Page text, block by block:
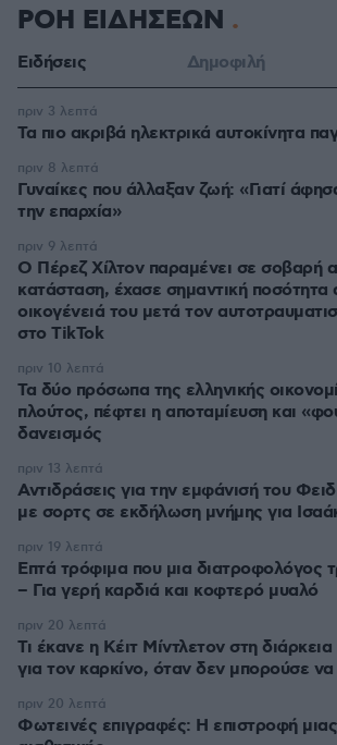
ΡΟΗ ΕΙΔΗΣΕΩΝ
Ειδήσεις Δημοφιλή
Τα πιο ακριβά ηλεκτρικά αυτοκίνητα
πριν 3 λεπτά
Γυναίκες που άλλαξαν ζωή: «Γιατί
την επαρχία»
πριν 8 λεπτά
Ο Πέρεζ Χίλτον παραμένει σε σοβαρή
κατάσταση, έχασε σημαντική ποσότητα
οικογένειά του μετά τον
στο TikTok
πριν 9 λεπτά
Τα δύο πρόσωπα της ελληνικής
πλούτος, πέφτει η αποταμίευση και
δανεισμός
πριν 10 λεπτά
Αντιδράσεις για την εμφάνισή του
με σορτς σε εκδήλωση μνήμης για
πριν 13 λεπτά
Επτά τρόφιμα που μια διατροφολόγος
– Για γερή καρδιά και κοφτερό μυαλό
πριν 19 λεπτά
Τι έκανε η Κέιτ Μίντλετον στη
για τον καρκίνο, όταν δεν μπορούσε
πριν 20 λεπτά
Φωτεινές επιγραφές: Η επιστροφή
πριν 20 λεπτά